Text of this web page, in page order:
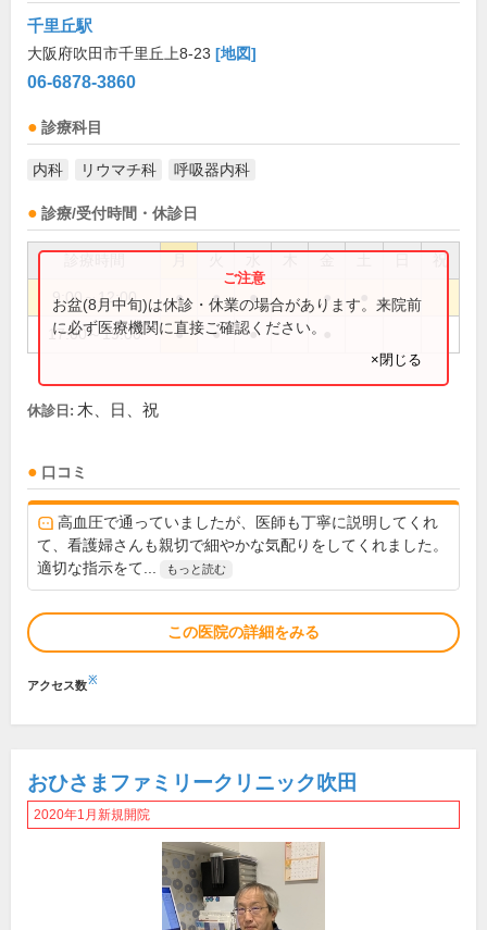
千里丘駅
大阪府吹田市千里丘上8-23 [地図]
06-6878-3860
診療科目
内科 リウマチ科 呼吸器内科
診療/受付時間・休診日
祝
9:00～12:00 ● ● ● ●
17:00～19:00 ● ● ●
お盆(8月中旬)は休診・休業の場合があります。来院前
に必ず医療機関に直接ご確認ください。
×閉じる
休診日: 木、日、祝
口コミ
高血圧で通っていましたが、医師も丁寧に説明してくれ
て、看護婦さんも親切で細やかな気配りをしてくれました。
適切な指示をて...
もっと読む
この医院の詳細をみる
アクセス数※
おひさまファミリークリニック吹田
2020年1月新規開院